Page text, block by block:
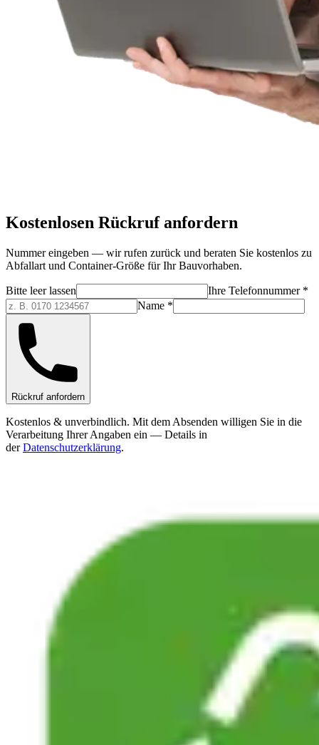
Kostenlosen Rückruf anfordern
Nummer eingeben — wir rufen zurück und beraten Sie kostenlos zu
Abfallart und Container-Größe für Ihr Bauvorhaben.
Bitte leer lassen
Ihre Telefonnummer *
Name *
Rückruf anfordern
Kostenlos & unverbindlich. Mit dem Absenden willigen Sie in die
Verarbeitung Ihrer Angaben ein — Details in
derDatenschutzerklärung.